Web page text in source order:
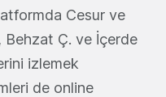
Cesur ve
Behzat Ç. ve İçerde
izlemek
de online